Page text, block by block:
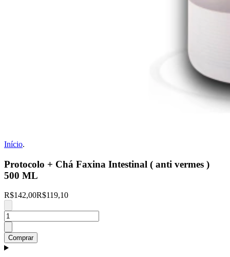
Início.
Protocolo + Chá Faxina Intestinal ( anti vermes )
500 ML
R$142,00R$119,10
Comprar